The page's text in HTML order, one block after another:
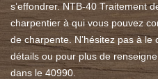
s’effondrer. NTB-40 Traitement
charpentier à qui vous pouvez
de charpente. N’hésitez pas à
détails ou pour plus de
dans le 40990.